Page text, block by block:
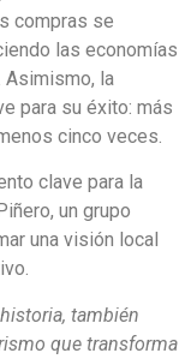
compras se
las economías
la
para su éxito: más
cinco veces.
clave para la
un grupo
una visión local
también
que transforma